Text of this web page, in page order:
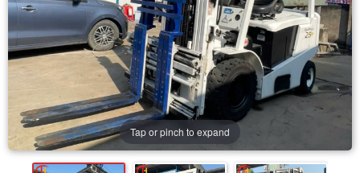
Tap or pinch to expand